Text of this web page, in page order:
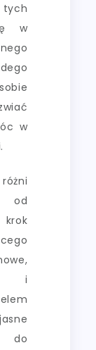
w
w
od
krok
i
do